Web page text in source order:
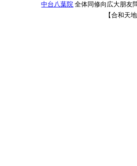
中台八葉院 全体同修向広大朋友
【合和天